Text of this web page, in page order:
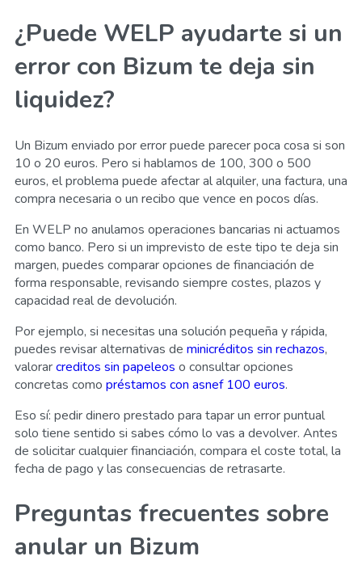
¿Puede WELP ayudarte si un
error con Bizum te deja sin
liquidez?
Un Bizum enviado por error puede parecer poca cosa si son
10 o 20 euros. Pero si hablamos de 100, 300 o 500
euros, el problema puede afectar al alquiler, una factura, una
compra necesaria o un recibo que vence en pocos días.
En WELP no anulamos operaciones bancarias ni actuamos
como banco. Pero si un imprevisto de este tipo te deja sin
margen, puedes comparar opciones de financiación de
forma responsable, revisando siempre costes, plazos y
capacidad real de devolución.
Por ejemplo, si necesitas una solución pequeña y rápida,
puedes revisar alternativas de minicréditos sin rechazos,
valorarcreditos sin papeleos o consultar opciones
concretas como préstamos con asnef 100 euros.
Eso sí: pedir dinero prestado para tapar un error puntual
solo tiene sentido si sabes cómo lo vas a devolver. Antes
de solicitar cualquier financiación, compara el coste total, la
fecha de pago y las consecuencias de retrasarte.
Preguntas frecuentes sobre
anular un Bizum